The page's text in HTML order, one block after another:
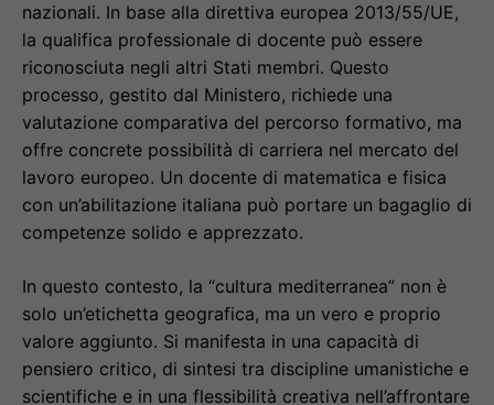
nazionali. In base alla direttiva europea 2013/55/UE,
la qualifica professionale di docente può essere
riconosciuta negli altri Stati membri. Questo
processo, gestito dal Ministero, richiede una
valutazione comparativa del percorso formativo, ma
offre concrete possibilità di carriera nel mercato del
lavoro europeo. Un docente di matematica e fisica
con un’abilitazione italiana può portare un bagaglio di
competenze solido e apprezzato.
In questo contesto, la “cultura mediterranea” non è
solo un’etichetta geografica, ma un vero e proprio
valore aggiunto. Si manifesta in una capacità di
pensiero critico, di sintesi tra discipline umanistiche e
scientifiche e in una flessibilità creativa nell’affrontare